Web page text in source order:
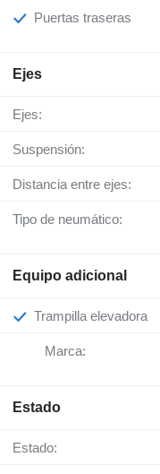
Puertas traseras
Ejes
Ejes:
Suspensión:
Distancia entre ejes:
Tipo de neumático:
Equipo adicional
Trampilla elevadora
Marca:
Estado
Estado: